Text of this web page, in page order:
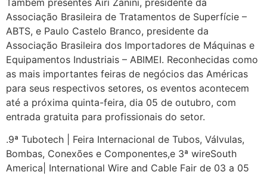
Também presentes Airi Zanini, presidente da
Associação Brasileira de Tratamentos de Superfície –
ABTS, e Paulo Castelo Branco, presidente da
Associação Brasileira dos Importadores de Máquinas e
Equipamentos Industriais – ABIMEI. Reconhecidas como
as mais importantes feiras de negócios das Américas
para seus respectivos setores, os eventos acontecem
até a próxima quinta-feira, dia 05 de outubro, com
entrada gratuita para profissionais do setor.
.9ª Tubotech | Feira Internacional de Tubos, Válvulas,
Bombas, Conexões e Componentes,e 3ª wireSouth
America| International Wire and Cable Fair de 03 a 05